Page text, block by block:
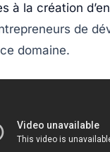
à la création
de
domaine.